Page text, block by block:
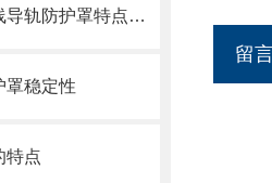
看你所不了解的直线导轨防护罩特点介绍
罩稳定性
特点
留